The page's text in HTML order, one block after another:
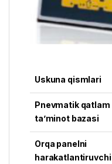
Uskuna qismlari
Pnevmatik qatlam
ta’minot bazasi
Orqa panelni
harakatlantiruvchi